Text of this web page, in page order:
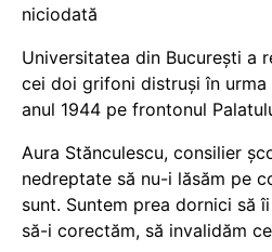
niciodată
Universitatea din București a
cei doi grifoni distruși în
anul 1944 pe frontonul
Aura Stănculescu, consilier
nedreptate să nu-i lăsăm pe
sunt. Suntem prea dornici să
să-i corectăm, să invalidăm